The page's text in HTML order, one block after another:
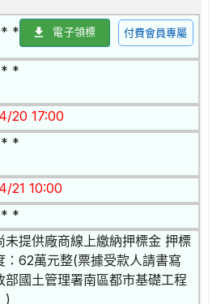
* 電子領標 付費會員專屬
*
20 17:00
*
21 10:00
*
未提供廠商線上繳納押標金 押標
：62萬元整(票據受款人請書寫
部國土管理署南區都市基礎工程
)